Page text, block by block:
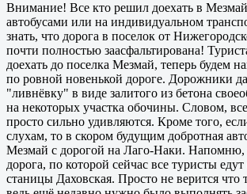
Внимание! Все кто решил доехать в
автобусами или на индивидуальном
знать, что дорога в поселок от
почти полностью заасфальтирована!
доехать до поселка Мезмай, теперь будем
по ровной новенькой дороге. Дорожники
"ливнёвку" в виде залитого из бетона
на некоторых участка обочины. Словом,
просто сильно удивляются. Кроме того,
слухам, то в скором будущим добротная
Мезмай с дорогой на Лаго-Наки. Напомню,
дорога, по которой сейчас все туристы
станицы Даховская. Просто не верится что